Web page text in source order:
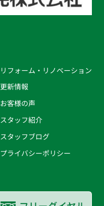
リフォーム・リノベーション
更新情報
お客様の声
スタッフ紹介
スタッフブログ
プライバシーポリシー